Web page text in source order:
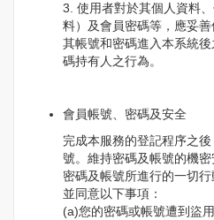
3. 使用者對於其個人資料
料）及會員密碼等，應妥
其帳號和密碼進入本系統
碼持有人之行為。
會員帳號、密碼及安全
完成本服務的登記程序之
號。維持密碼及帳號的機
密碼及帳號所進行的一切
並同意以下事項：
(a)您的密碼或帳號遭到盜